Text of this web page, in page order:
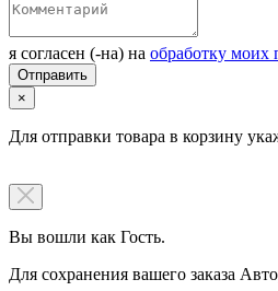
я согласен (-на) на обработку моих
×
Для отправки товара в корзину
Вы вошли как Гость.
Для сохранения вашего заказа